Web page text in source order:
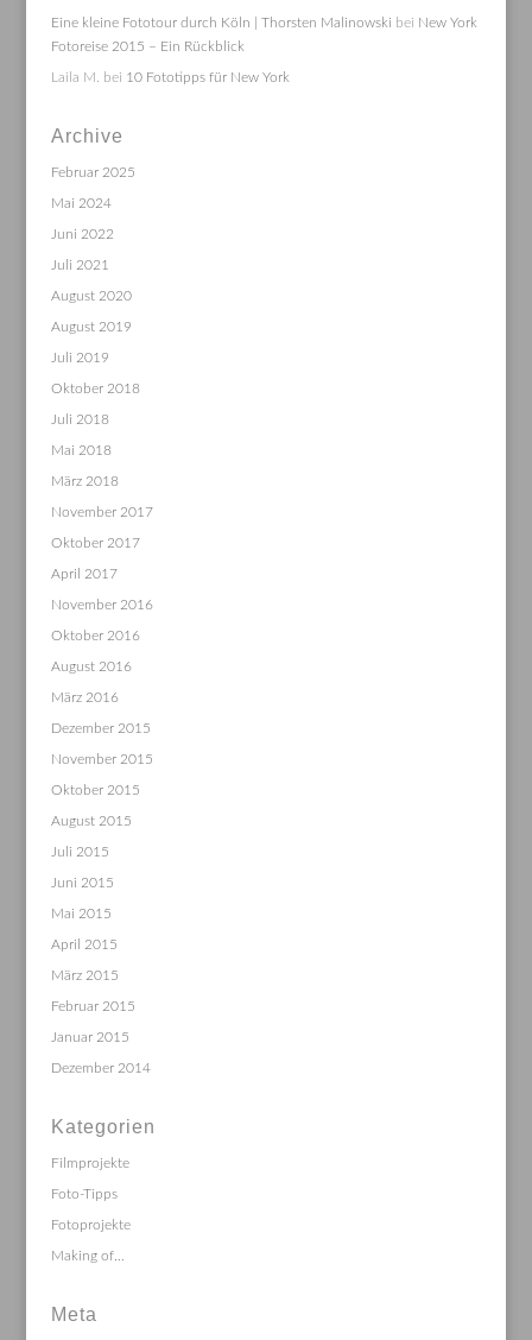
Eine kleine Fototour durch Köln | Thorsten Malinowski bei New York
Fotoreise 2015 – Ein Rückblick
Laila M. bei 10 Fototipps für New York
Archive
Februar 2025
Mai 2024
Juni 2022
Juli 2021
August 2020
August 2019
Juli 2019
Oktober 2018
Juli 2018
Mai 2018
März 2018
November 2017
Oktober 2017
April 2017
November 2016
Oktober 2016
August 2016
März 2016
Dezember 2015
November 2015
Oktober 2015
August 2015
Juli 2015
Juni 2015
Mai 2015
April 2015
März 2015
Februar 2015
Januar 2015
Dezember 2014
Kategorien
Filmprojekte
Foto-Tipps
Fotoprojekte
Making of…
Meta